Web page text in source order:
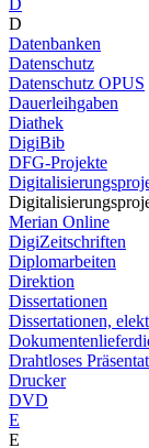
D
D
Datenbanken
Datenschutz
Datenschutz OPUS
Dauerleihgaben
Diathek
DigiBib
DFG-Projekte
Merian Online
DigiZeitschriften
Diplomarbeiten
Direktion
Dissertationen
Dissertationen,
Drahtloses
Drucker
DVD
E
E